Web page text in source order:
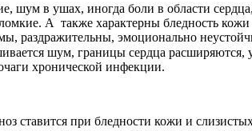
шум в ушах, иногда боли в области
А также характерны бледность
раздражительны, эмоционально
шум, границы сердца расширяются,
хронической инфекции.
ставится при бледности кожи и